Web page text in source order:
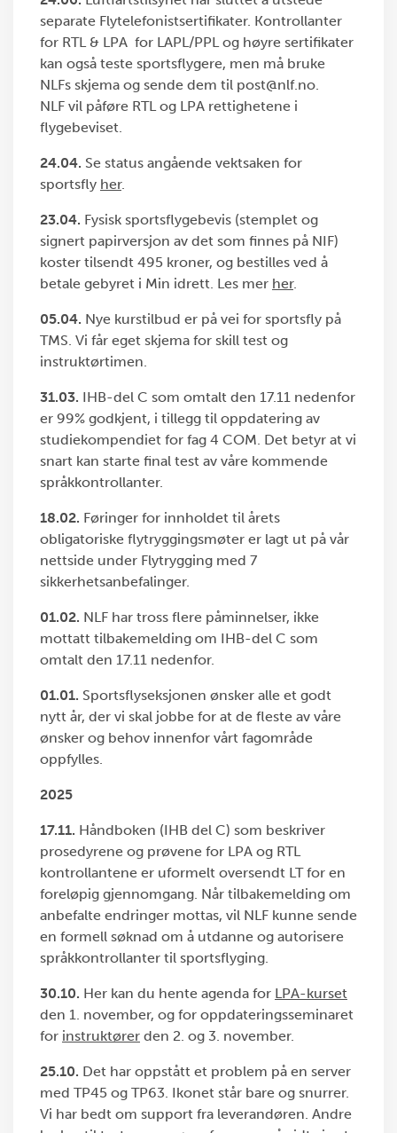
separate Flytelefonistsertifikater. Kontrollanter
for RTL & LPA for LAPL/PPL og høyre sertifikater
kan også teste sportsflygere, men må bruke
NLFs skjema og sende dem til post@nlf.no.
NLF vil påføre RTL og LPA rettighetene i
flygebeviset.
24.04. Se status angående vektsaken for
sportsfly her.
23.04. Fysisk sportsflygebevis (stemplet og
signert papirversjon av det som finnes på NIF)
koster tilsendt 495 kroner, og bestilles ved å
betale gebyret i Min idrett. Les mer her.
05.04. Nye kurstilbud er på vei for sportsfly på
TMS. Vi får eget skjema for skill test og
instruktørtimen.
31.03. IHB-del C som omtalt den 17.11 nedenfor
er 99% godkjent, i tillegg til oppdatering av
studiekompendiet for fag 4 COM. Det betyr at vi
snart kan starte final test av våre kommende
språkkontrollanter.
18.02. Føringer for innholdet til årets
obligatoriske flytryggingsmøter er lagt ut på vår
nettside under Flytrygging med 7
sikkerhetsanbefalinger.
01.02. NLF har tross flere påminnelser, ikke
mottatt tilbakemelding om IHB-del C som
omtalt den 17.11 nedenfor.
01.01. Sportsflyseksjonen ønsker alle et godt
nytt år, der vi skal jobbe for at de fleste av våre
ønsker og behov innenfor vårt fagområde
oppfylles.
2025
17.11. Håndboken (IHB del C) som beskriver
prosedyrene og prøvene for LPA og RTL
kontrollantene er uformelt oversendt LT for en
foreløpig gjennomgang. Når tilbakemelding om
anbefalte endringer mottas, vil NLF kunne sende
en formell søknad om å utdanne og autorisere
språkkontrollanter til sportsflyging.
30.10. Her kan du hente agenda for LPA-kurset
den 1. november, og for oppdateringsseminaret
for instruktører den 2. og 3. november.
25.10. Det har oppstått et problem på en server
med TP45 og TP63. Ikonet står bare og snurrer.
Vi har bedt om support fra leverandøren. Andre